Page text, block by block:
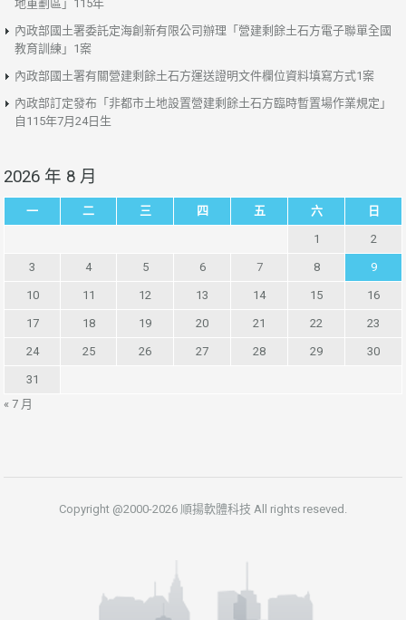
地重劃區」115年
內政部國土署委託定海創新有限公司辦理「營建剩餘土石方電子聯單全國
教育訓練」1案
內政部國土署有關營建剩餘土石方運送證明文件欄位資料填寫方式1案
內政部訂定發布「非都市土地設置營建剩餘土石方臨時暫置場作業規定」
自115年7月24日生
2026 年 8 月
一 二 三 四 五 六 日
1 2
3 4 5 6 7 8 9
10 11 12 13 14 15 16
17 18 19 20 21 22 23
24 25 26 27 28 29 30
31
« 7 月
Copyright @2000-2026 順揚軟體科技 All rights reseved.